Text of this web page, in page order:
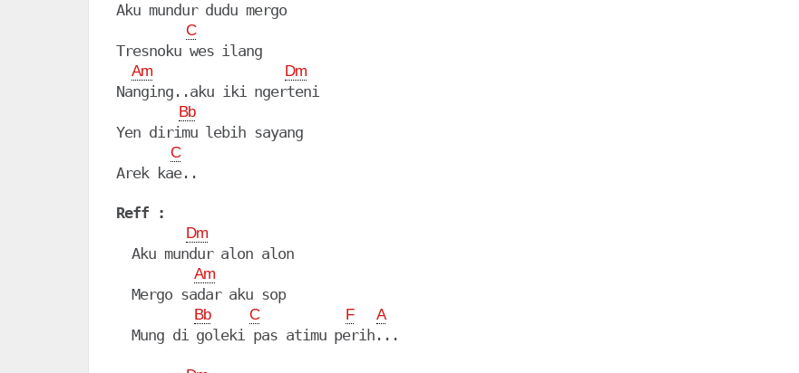
Aku mundur dudu mergo
C
Tresnoku wes ilang
Am Dm
Nanging..aku iki ngerteni
Bb
Yen dirimu lebih sayang
C
Reff :
Dm
  Aku mundur alon alon
Am
  Mergo sadar aku sop
Bb C F A
  Mung di goleki pas atimu perih...